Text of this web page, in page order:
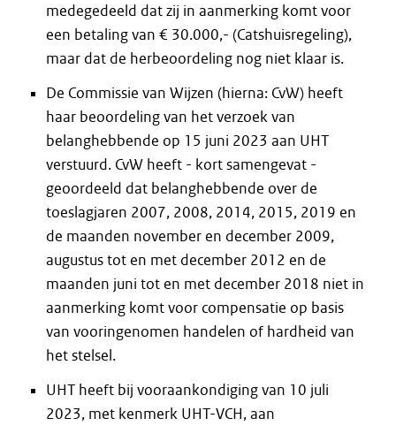
medegedeeld dat zij in aanmerking komt voor
een betaling van € 30.000,- (Catshuisregeling),
maar dat de herbeoordeling nog niet klaar is.
De Commissie van Wijzen (hierna: CvW) heeft
haar beoordeling van het verzoek van
belanghebbende op 15 juni 2023 aan UHT
verstuurd. CvW heeft - kort samengevat -
geoordeeld dat belanghebbende over de
toeslagjaren 2007, 2008, 2014, 2015, 2019 en
de maanden november en december 2009,
augustus tot en met december 2012 en de
maanden juni tot en met december 2018 niet in
aanmerking komt voor compensatie op basis
van vooringenomen handelen of hardheid van
het stelsel.
UHT heeft bij vooraankondiging van 10 juli
2023, met kenmerk UHT-VCH, aan